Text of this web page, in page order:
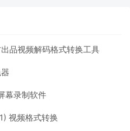
品视频解码格式转换工具
幕录制软件
视频格式转换